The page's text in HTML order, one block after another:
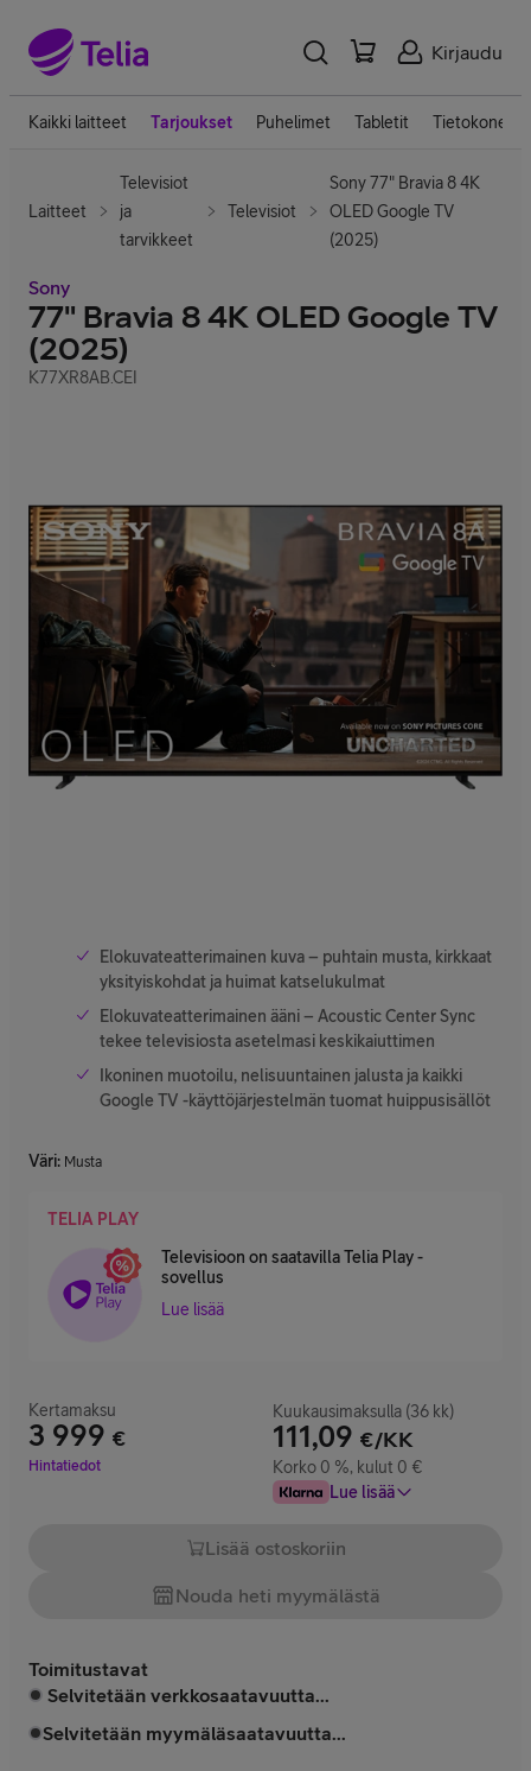
Kirjaudu
Kaikki laitteet Tarjoukset Puhelimet Tabletit Tietokoneet
Laitteet
Televisiot
ja
tarvikkeet
Televisiot
Sony 77" Bravia 8 4K
OLED Google TV
(2025)
Sony
77" Bravia 8 4K OLED Google TV
(2025)
K77XR8AB.CEI
Elokuvateatterimainen kuva – puhtain musta, kirkkaat
yksityiskohdat ja huimat katselukulmat
Elokuvateatterimainen ääni – Acoustic Center Sync
tekee televisiosta asetelmasi keskikaiuttimen
Ikoninen muotoilu, nelisuuntainen jalusta ja kaikki
Google TV -käyttöjärjestelmän tuomat huippusisällöt
Väri: Musta
TELIA PLAY
Televisioon on saatavilla Telia Play -
sovellus
Lue lisää
Kertamaksu
3 999 €
Hinta 3 999 €
Hintatiedot
Kuukausimaksulla (36 kk)
111,09 €/KK
Korko 0 %, kulut 0 €
Lue lisää
Lisää ostoskoriin
Nouda heti myymälästä
Toimitustavat
Selvitetään verkkosaatavuutta...
Selvitetään myymäläsaatavuutta...